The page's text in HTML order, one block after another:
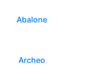
Abalone
Archeo